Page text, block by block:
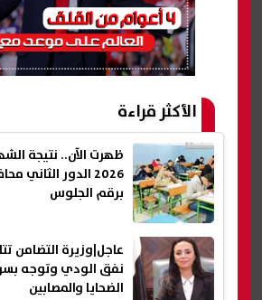
الأكثر قراءة
ظهرت الآن.. نتيجة
2026 الدور الثاني
برقم الجلوس
عاجل|وزيرة التضامن
نفق الودي وتوجه
الضحايا والمصابين